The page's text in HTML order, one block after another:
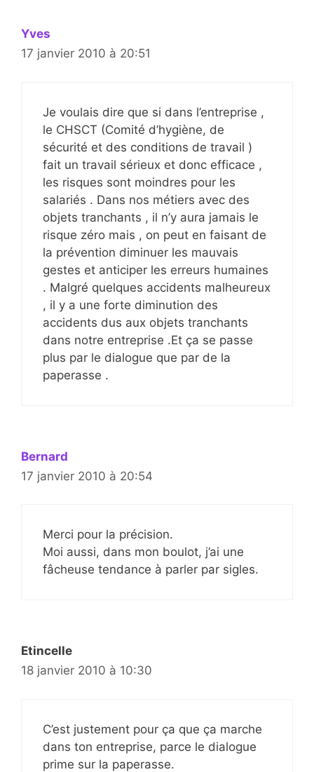
Yves
17 janvier 2010 à 20:51
Je voulais dire que si dans l’entreprise ,
le CHSCT (Comité d’hygiène, de
sécurité et des conditions de travail )
fait un travail sérieux et donc efficace ,
les risques sont moindres pour les
salariés . Dans nos métiers avec des
objets tranchants , il n’y aura jamais le
risque zéro mais , on peut en faisant de
la prévention diminuer les mauvais
gestes et anticiper les erreurs humaines
. Malgré quelques accidents malheureux
, il y a une forte diminution des
accidents dus aux objets tranchants
dans notre entreprise .Et ça se passe
plus par le dialogue que par de la
paperasse .
Bernard
17 janvier 2010 à 20:54
Merci pour la précision.
Moi aussi, dans mon boulot, j’ai une
fâcheuse tendance à parler par sigles.
Etincelle
18 janvier 2010 à 10:30
C’est justement pour ça que ça marche
dans ton entreprise, parce le dialogue
prime sur la paperasse.